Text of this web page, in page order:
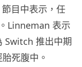
目中表示，任
Linneman 表示
Switch 推出中期
死腹中。